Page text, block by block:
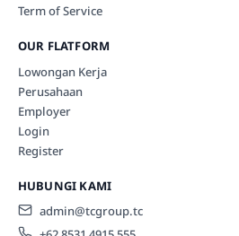
Term of Service
OUR FLATFORM
Lowongan Kerja
Perusahaan
Employer
Login
Register
HUBUNGI KAMI
admin@tcgroup.tc